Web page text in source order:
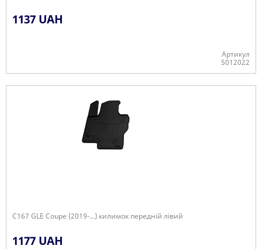
1137 UAH
Артикул
5012022
C167 GLE Coupe (2019-...) килимок передній лівий
1177 UAH